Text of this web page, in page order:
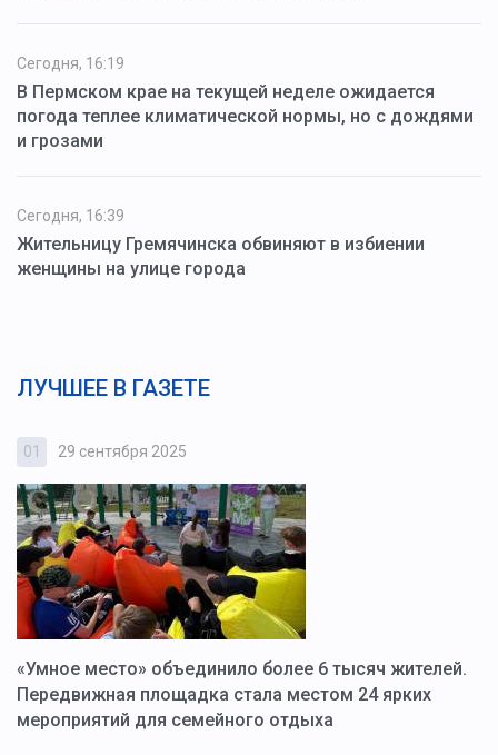
Сегодня, 16:19
В Пермском крае на текущей неделе ожидается
погода теплее климатической нормы, но с дождями
и грозами
Сегодня, 16:39
Жительницу Гремячинска обвиняют в избиении
женщины на улице города
ЛУЧШЕЕ В ГАЗЕТЕ
01 29 сентября 2025
«Умное место» объединило более 6 тысяч жителей.
Передвижная площадка стала местом 24 ярких
мероприятий для семейного отдыха